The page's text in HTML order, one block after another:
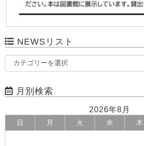
NEWSリスト
月別検索
2026年8月
日 月 火 水 木